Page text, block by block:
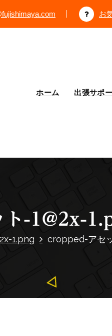
お
ホーム 出張サポ
-1@2x-
1.png cropped-アセ